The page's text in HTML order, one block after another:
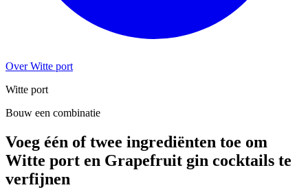
Over Witte port
Witte port
Bouw een combinatie
Voeg één of twee ingrediënten toe om
Witte port en Grapefruit gin cocktails te
verfijnen